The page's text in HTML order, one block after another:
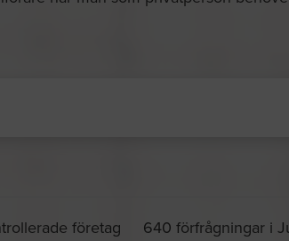
företag 640 förfrågningar i